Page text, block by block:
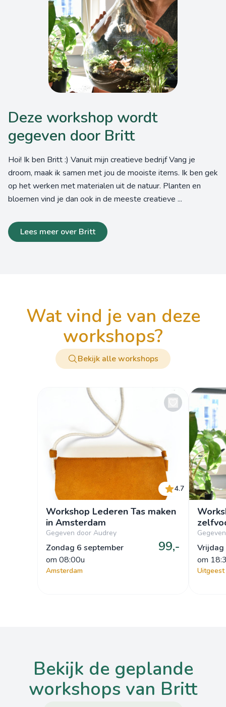
Deze workshop wordt
gegeven door Britt
Hoi! Ik ben Britt :) Vanuit mijn creatieve bedrijf Vang je
droom, maak ik samen met jou de mooiste items. Ik ben gek
op het werken met materialen uit de natuur. Planten en
bloemen vind je dan ook in de meeste creatieve ...
Lees meer over Britt
wat vind je van deze
workshops?
Bekijk alle workshops
4.7
Workshop Lederen Tas maken
in Amsterdam
Gegeven door Audrey
Zondag 6 september
om 08:00u
99,-
Amsterdam
om
Uitgeest
bekijk de geplande
workshops van Britt